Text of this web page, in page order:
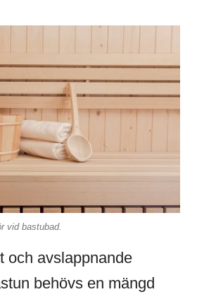
vid bastubad.
och avslappnande
behövs en mängd